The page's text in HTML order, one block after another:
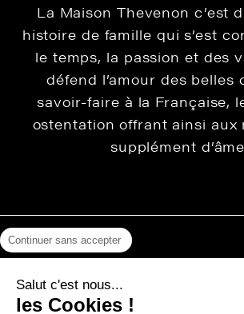
La Maison Thevenon c’est
histoire de famille qui s’est
le temps, la passion et des
défend l’amour des belles
savoir-faire à la Française,
ostentation offrant ainsi aux
supplément
Protection des
Continuer sans accepter
Salut c'est nous...
les Cookies !